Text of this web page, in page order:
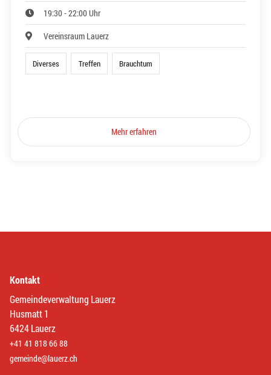
19:30 - 22:00 Uhr
Vereinsraum Lauerz
Diverses Treffen Brauchtum
Mehr erfahren
Kontakt
Gemeindeverwaltung Lauerz
Husmatt 1
6424 Lauerz
+41 41 818 66 88
gemeinde@lauerz.ch